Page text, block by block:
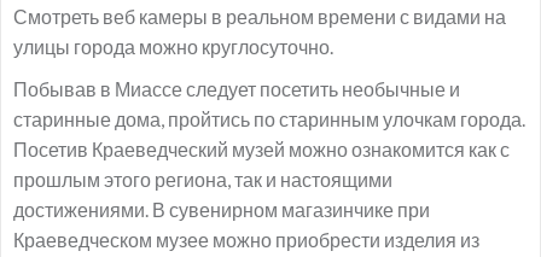
Смотреть веб камеры в реальном времени с видами на
улицы города можно круглосуточно.
Побывав в Миассе следует посетить необычные и
старинные дома, пройтись по старинным улочкам города.
Посетив Краеведческий музей можно ознакомится как с
прошлым этого региона, так и настоящими
достижениями. В сувенирном магазинчике при
Краеведческом музее можно приобрести изделия из